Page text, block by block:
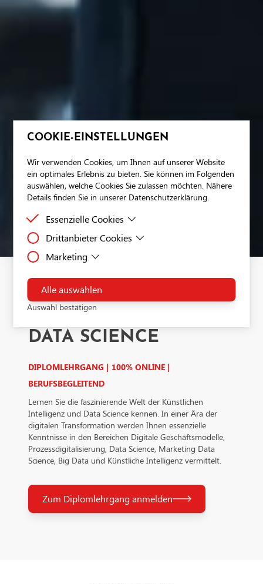
COOKIE-EINSTELLUNGEN
Wir verwenden Cookies, um Ihnen auf unserer Website
ein optimales Erlebnis zu bieten. Sie können im Folgenden
auswählen, welche Cookies Sie zulassen möchten. Nähere
Details finden Sie in unserer Datenschutzerklärung.
Essenzielle Cookies
Essenzielle Cookies sind Cookies, welche für die
werden.
Drittanbieter Cookies
Drittanbieter Cookies sind Cookies, die Drittanbieter-
ermöglichen.
Marketing
Dies ist ein Tag-Management-System. Über den Google Tag
Manager können Tags zentral über eine Benutzeroberfläche
eingebunden werden. Tags sind kleine Codeabschnitte, die
Aktivitäten verfolgen können. Über den Google Tag
ermöglicht es zu steuern, wann ein bestimmtes Tag
wird.Verarbeitendes Unternehmen: Google Ireland Limited
IrelandDatenschutzbeauftragter der verarbeitenden Firma
Nachfolgend finden Sie die E-Mail-Adresse des
https://support.google.com/policies/contact/
Alle auswählen
Auswahl bestätigen
KÜNSTLICHE
INTELLIGENZ UND
DATA SCIENCE
DIPLOMLEHRGANG | 100% ONLINE |
BERUFSBEGLEITEND
Lernen Sie die faszinierende Welt der Künstlichen
Intelligenz und Data Science kennen. In einer Ära der
digitalen Transformation werden Ihnen essenzielle
Kenntnisse in den Bereichen Digitale Geschäftsmodelle,
Prozessdigitalisierung, Data Science, Marketing Data
Science, Big Data und Künstliche Intelligenz vermittelt.
Zum Diplomlehrgang anmelden